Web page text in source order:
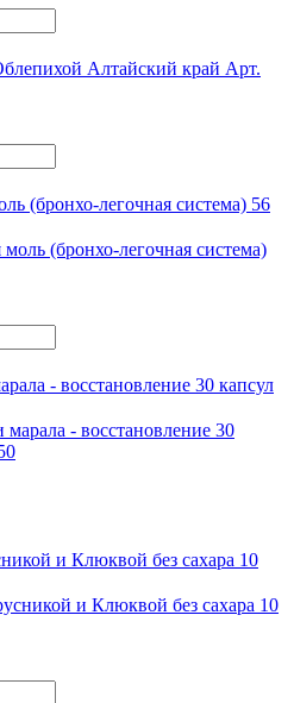
Алтайский край Арт.
(бронхо-легочная система)
- восстановление 30
и Клюквой без сахара 10